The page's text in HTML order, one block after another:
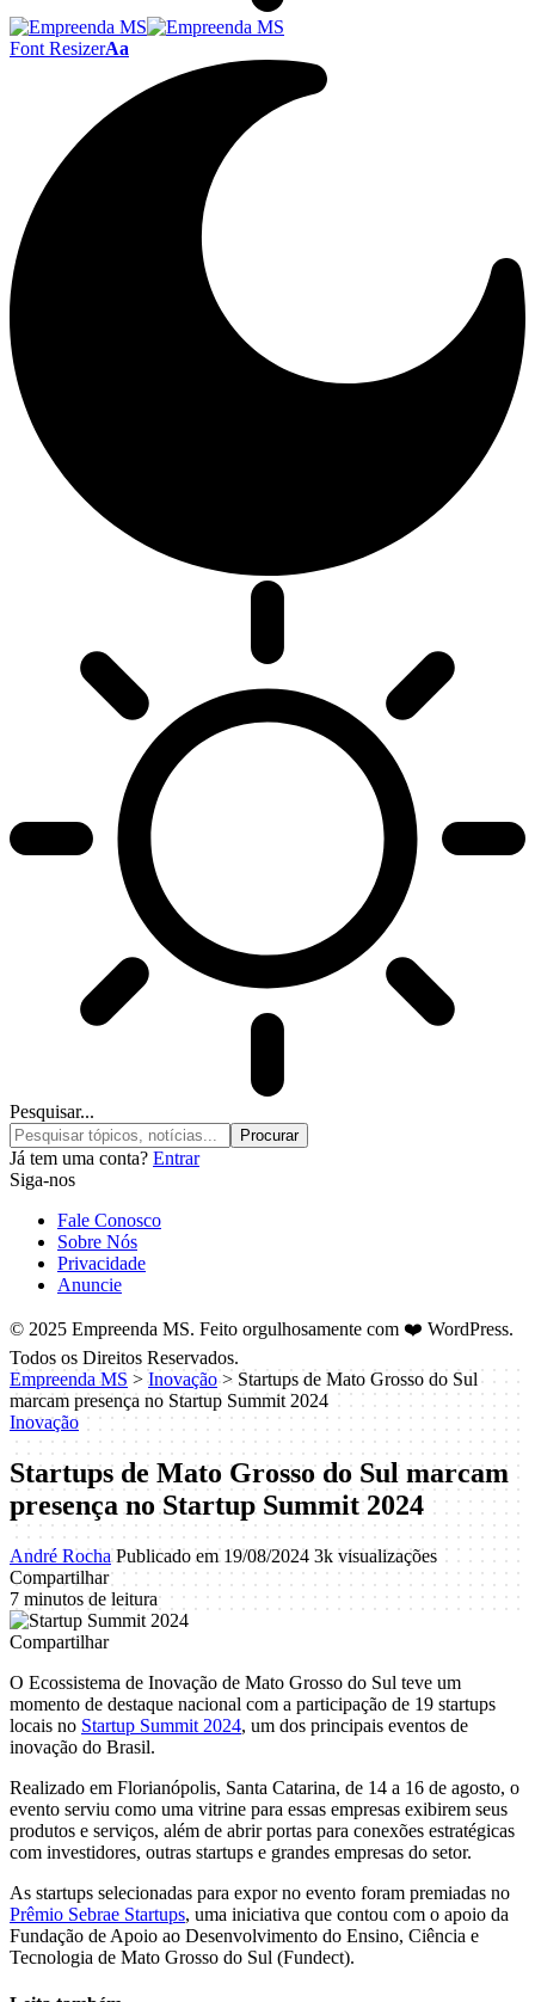
Font ResizerAa
Pesquisar...
Já tem uma conta? Entrar
Siga-nos
Fale Conosco
Sobre Nós
Privacidade
Anuncie
© 2025 Empreenda MS. Feito orgulhosamente com ❤️ WordPress.
Todos os Direitos Reservados.
Empreenda MS >Inovação> Startups de Mato Grosso do Sul
marcam presença no Startup Summit 2024
Inovação
Startups de Mato Grosso do Sul marcam
presença no Startup Summit 2024
André Rocha Publicado em 19/08/2024 3k visualizações
Compartilhar
7 minutos de leitura
Compartilhar
O Ecossistema de Inovação de Mato Grosso do Sul teve um
momento de destaque nacional com a participação de 19 startups
locais no Startup Summit 2024, um dos principais eventos de
inovação do Brasil.
Realizado em Florianópolis, Santa Catarina, de 14 a 16 de agosto, o
evento serviu como uma vitrine para essas empresas exibirem seus
produtos e serviços, além de abrir portas para conexões estratégicas
com investidores, outras startups e grandes empresas do setor.
As startups selecionadas para expor no evento foram premiadas no
Prêmio Sebrae Startups, uma iniciativa que contou com o apoio da
Fundação de Apoio ao Desenvolvimento do Ensino, Ciência e
Tecnologia de Mato Grosso do Sul (Fundect).